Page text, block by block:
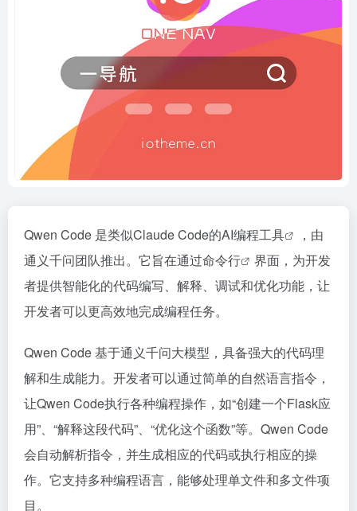
Qwen Code 是类似Claude Code的AI编程工具
，由
通义千问团队推出。它旨在通过命令行
界面，为开发
者提供智能化的代码编写、解释、调试和优化功能，让
开发者可以更高效地完成编程任务。
Qwen Code 基于通义千问大模型，具备强大的代码理
解和生成能力。开发者可以通过简单的自然语言指令，
让Qwen Code执行各种编程操作，如“创建一个Flask应
用”、“解释这段代码”、“优化这个函数”等。Qwen Code
会自动解析指令，并生成相应的代码或执行相应的操
作。它支持多种编程语言，能够处理单文件和多文件项
目。